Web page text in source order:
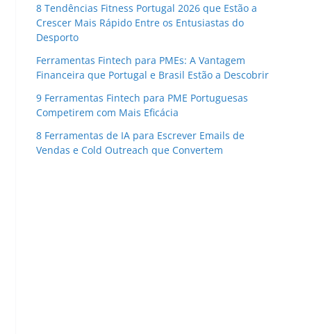
8 Tendências Fitness Portugal 2026 que Estão a
Crescer Mais Rápido Entre os Entusiastas do
Desporto
Ferramentas Fintech para PMEs: A Vantagem
Financeira que Portugal e Brasil Estão a Descobrir
9 Ferramentas Fintech para PME Portuguesas
Competirem com Mais Eficácia
8 Ferramentas de IA para Escrever Emails de
Vendas e Cold Outreach que Convertem